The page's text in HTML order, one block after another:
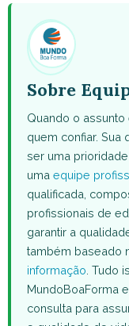
Sobre
Quando o
quem confiar.
ser uma
uma equipe
qualificada,
profissionais de
garantir a
também baseado
informação . Tudo
MundoBoaForma
consulta para